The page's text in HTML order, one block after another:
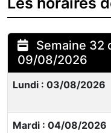
Semaine 32
09/08/2026
Lundi : 03/08/2026
Mardi : 04/08/2026